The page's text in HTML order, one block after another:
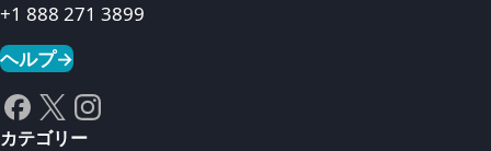
+1 888 271 3899
ヘルプ→
カテゴリー